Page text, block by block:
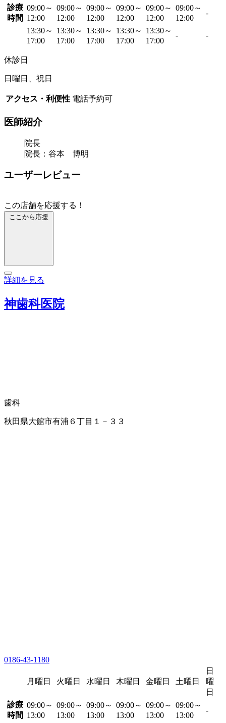
診療
時間
09:00～
12:00
09:00～
12:00
09:00～
12:00
09:00～
12:00
09:00～
12:00
09:00～
12:00
-
13:30～
17:00
13:30～
17:00
13:30～
17:00
13:30～
17:00
13:30～
17:00
- -
休診日
日曜日、祝日
アクセス・利便性 電話予約可
医師紹介
院長
院長：谷本 博明
ユーザーレビュー
この店舗を応援する！
ここから応援
詳細を見る
神歯科医院
歯科
秋田県大館市有浦６丁目１－３３
0186-43-1180
月曜日 火曜日 水曜日 木曜日 金曜日 土曜日
日
曜
日
診療
時間
09:00～
13:00
09:00～
13:00
09:00～
13:00
09:00～
13:00
09:00～
13:00
09:00～
13:00
-